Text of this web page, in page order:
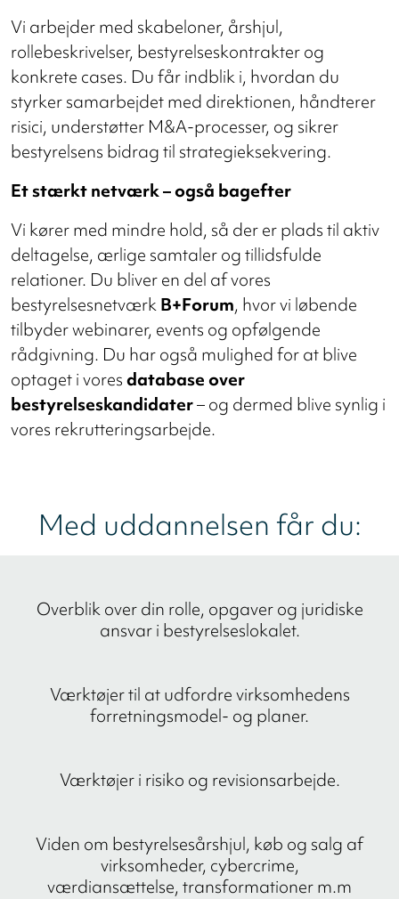
Vi arbejder med skabeloner, årshjul,
rollebeskrivelser, bestyrelseskontrakter og
konkrete cases. Du får indblik i, hvordan du
styrker samarbejdet med direktionen, håndterer
risici, understøtter M&A-processer, og sikrer
bestyrelsens bidrag til strategieksekvering.
Et stærkt netværk – også bagefter
Vi kører med mindre hold, så der er plads til aktiv
deltagelse, ærlige samtaler og tillidsfulde
relationer. Du bliver en del af vores
bestyrelsesnetværkB+Forum, hvor vi løbende
tilbyder webinarer, events og opfølgende
rådgivning. Du har også mulighed for at blive
optaget i voresdatabase over
bestyrelseskandidater– og dermed blive synlig i
vores rekrutteringsarbejde.
Med uddannelsen får du:
Overblik over din rolle, opgaver og juridiske
ansvar i bestyrelseslokalet.
Værktøjer til at udfordre virksomhedens
forretningsmodel- og planer.
Værktøjer i risiko og revisionsarbejde.
Viden om bestyrelsesårshjul, køb og salg af
virksomheder, cybercrime,
værdiansættelse, transformationer m.m